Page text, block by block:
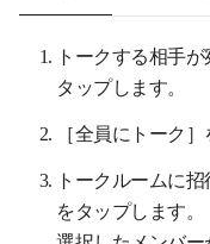
トークする相手
タップします。
［全員にトーク
トークルームに
をタップします。